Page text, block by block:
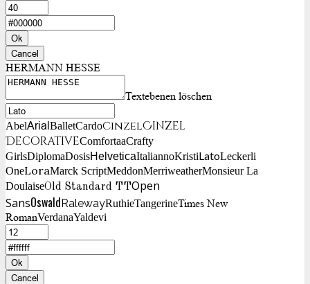
Ok
Cancel
HERMANN HESSE
Textebenen löschen
AbelArialBalletCardoCinzelCinzel
DecorativeComfortaaCrafty
GirlsDiplomaDosisHelveticaItaliannoKristiLatoLeckerli
OneLoraMarck ScriptMeddonMerriweatherMonsieur La
DoulaiseOld Standard TTOpen
SansOswaldRalewayRuthieTangerineTimes New
RomanVerdanaYaldevi
Ok
Cancel